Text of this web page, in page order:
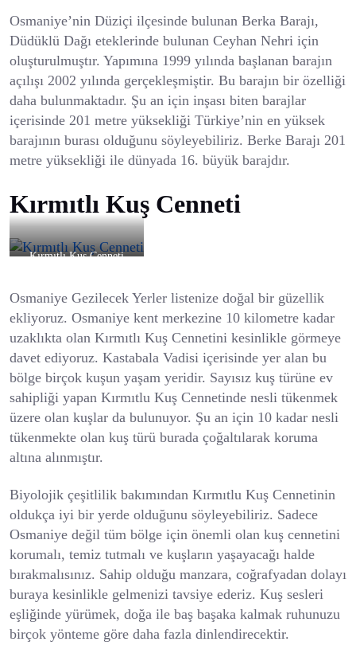
Osmaniye’nin Düziçi ilçesinde bulunan Berka Barajı,
Düdüklü Dağı eteklerinde bulunan Ceyhan Nehri için
oluşturulmuştır. Yapımına 1999 yılında başlanan barajın
açılışı 2002 yılında gerçekleşmiştir. Bu barajın bir özelliği
daha bulunmaktadır. Şu an için inşası biten barajlar
içerisinde 201 metre yüksekliği Türkiye’nin en yüksek
barajının burası olduğunu söyleyebiliriz. Berke Barajı 201
metre yüksekliği ile dünyada 16. büyük barajdır.
Kırmıtlı Kuş Cenneti
Kırmıtlı Kuş Cenneti
Osmaniye Gezilecek Yerler listenize doğal bir güzellik
ekliyoruz. Osmaniye kent merkezine 10 kilometre kadar
uzaklıkta olan Kırmıtlı Kuş Cennetini kesinlikle görmeye
davet ediyoruz. Kastabala Vadisi içerisinde yer alan bu
bölge birçok kuşun yaşam yeridir. Sayısız kuş türüne ev
sahipliği yapan Kırmıtlu Kuş Cennetinde nesli tükenmek
üzere olan kuşlar da bulunuyor. Şu an için 10 kadar nesli
tükenmekte olan kuş türü burada çoğaltılarak koruma
altına alınmıştır.
Biyolojik çeşitlilik bakımından Kırmıtlu Kuş Cennetinin
oldukça iyi bir yerde olduğunu söyleyebiliriz. Sadece
Osmaniye değil tüm bölge için önemli olan kuş cennetini
korumalı, temiz tutmalı ve kuşların yaşayacağı halde
bırakmalısınız. Sahip olduğu manzara, coğrafyadan dolayı
buraya kesinlikle gelmenizi tavsiye ederiz. Kuş sesleri
eşliğinde yürümek, doğa ile baş başaka kalmak ruhunuzu
birçok yönteme göre daha fazla dinlendirecektir.